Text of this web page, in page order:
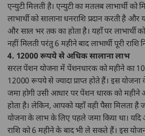
एन्युटी मिलती है। एन्युटी का मतलब लाभार्थी को
लाभार्थी को सालाना धनराशि प्रदान करती है
और साल भर तक का होता है। यहाँ पर लाभार्थी को
नहीं मिलती परंतु 6 महीने बाद लाभार्थी पूरी
4. 12000 रूपये से अधिक सालाना लाभ
सरल पेंशन योजना में पेंशनधारक को महीने का
12000 रूपये से ज्यादा प्राप्त होते हैं। इस योजना
जमा होगी उसी आधार पर पेंशन धारक को महीने
होता है। लेकिन, आपको यहाँ वही पैसा मिलता
योजना के लाभ के लिए पहले जमा किया था।
राशि को 6 महीने के बाद भी ले सकते हैं। इस